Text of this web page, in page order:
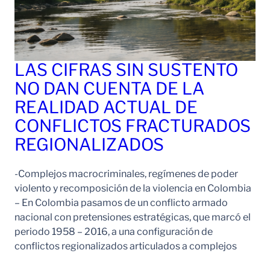
LAS CIFRAS SIN SUSTENTO
NO DAN CUENTA DE LA
REALIDAD ACTUAL DE
CONFLICTOS FRACTURADOS
REGIONALIZADOS
-Complejos macrocriminales, regímenes de poder
violento y recomposición de la violencia en Colombia
– En Colombia pasamos de un conflicto armado
nacional con pretensiones estratégicas, que marcó el
periodo 1958 – 2016, a una configuración de
conflictos regionalizados articulados a complejos